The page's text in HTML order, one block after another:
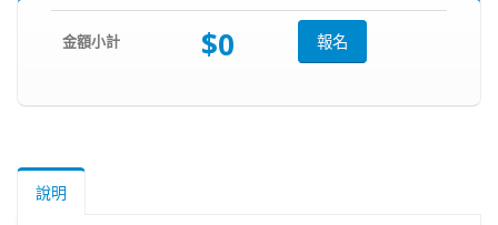
金額小計 $0 報名
說明